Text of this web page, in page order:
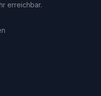
erreichbar.